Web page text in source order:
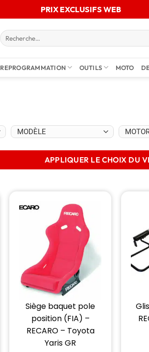
PRIX EXCLUSIFS WEB
REPROGRAMMATION OUTILS MOTO
APPLIQUER LE CHOIX DU
Siège baquet pole
position (FIA) –
RECARO – Toyota
Yaris GR